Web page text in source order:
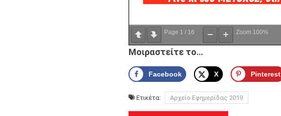
Page 1 / 16 Zoom 100%
Μοιραστείτε το…
Facebook X Pinterest
Ετικέτα: Αρχείο Εφημερίδας 2019